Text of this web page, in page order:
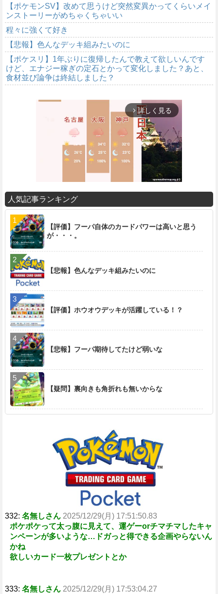
【ポケモンSV】改めて思うけど突然変異かってくらいメイ
ンストーリーがめちゃくちゃいい
程々に強くて好き
【悲報】色んなデッキ組みたいのに
【ポケスリ】1年ぶりに復帰したんで教えて欲しいんです
けど、エナジー稼ぎの定石とかって変化しました？あと、
食材並び論争は終結しました？
arrow_forward_ios 詳しく見る
M
t
人気記事ランキング
【評価】フーパ自体のカードパワーは高いと思う
が・・・。
【悲報】色んなデッキ組みたいのに
【評価】ホウオウデッキが活躍している！？
【悲報】フーパ期待してたけど弱いな
【疑問】裏向きも角折れも無いからな
332: 名無しさん 2025/12/29(月) 17:51:50.83
ポケポケって太っ腹に見えて、運ゲーorチマチマしたキャ
ンペーンが多いような…ドガっと得できる企画やらないん
かね
欲しいカード一枚プレゼントとか
333: 名無しさん 2025/12/29(月) 17:53:04.27